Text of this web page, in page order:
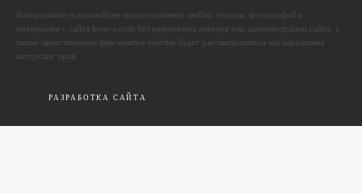
Копирование и дальнейшее испространение любых текстов, фотографий и
материалов с сайта hono-r.com без разрешения авторов или администрации сайта, а
также заимствование фрагментов текстов будет рассматриваться как нарушение
авторских прав.
РАЗРАБОТКА САЙТА